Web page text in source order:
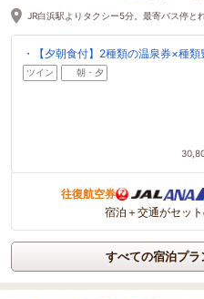
5時間前に
JR白浜駅よりタクシー5分。最寄バス停と
・【夕朝食付】2種類の温泉券×種
ツイン 朝・夕
往復航空券
宿泊＋交通がセッ
すべての宿泊プラ